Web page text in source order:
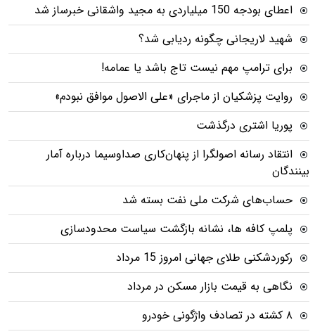
اعطای بودجه 150 میلیاردی به مجید واشقانی خبرساز شد
شهید لاریجانی چگونه ردیابی شد؟
برای ترامپ مهم نیست تاج باشد یا عمامه!
روایت پزشکیان از ماجرای «علی الاصول موافق نبودم»
پوریا اشتری درگذشت
انتقاد رسانه اصولگرا از پنهان‌کاری صداوسیما درباره آمار
بینندگان
حساب‌های شرکت ملی نفت بسته شد
پلمپ کافه ها، نشانه بازگشت سیاست محدودسازی
رکوردشکنی طلای جهانی امروز 15 مرداد
نگاهی به قیمت بازار مسکن در مرداد
۸ کشته در تصادف واژگونی خودرو